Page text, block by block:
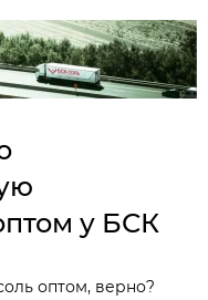
у БСК
оптом, верно?